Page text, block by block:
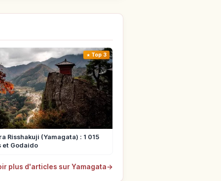
Top 3
Risshakuji (Yamagata) : 1 015
et Godaido
plus d'articles sur Yamagata→